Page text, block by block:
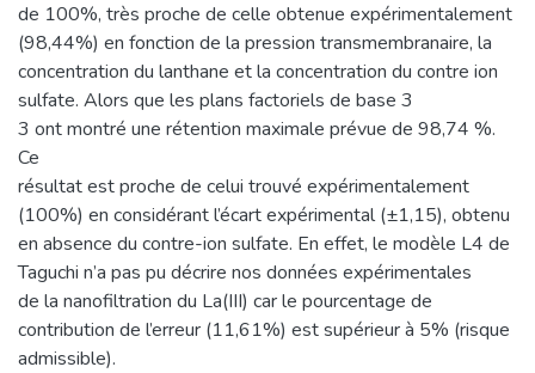
de 100%, très proche de celle obtenue expérimentalement
(98,44%) en fonction de la pression transmembranaire, la
concentration du lanthane et la concentration du contre ion
sulfate. Alors que les plans factoriels de base 3
3 ont montré une rétention maximale prévue de 98,74 %.
Ce
résultat est proche de celui trouvé expérimentalement
(100%) en considérant l’écart expérimental (±1,15), obtenu
en absence du contre-ion sulfate. En effet, le modèle L4 de
Taguchi n’a pas pu décrire nos données expérimentales
de la nanofiltration du La(III) car le pourcentage de
contribution de l’erreur (11,61%) est supérieur à 5% (risque
admissible).